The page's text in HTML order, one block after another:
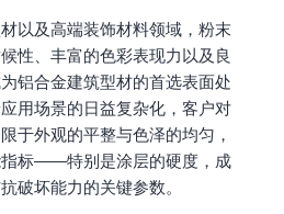
以及高端装饰材料领域，粉末
性、丰富的色彩表现力以及良
铝合金建筑型材的首选表面处
用场景的日益复杂化，客户对
于外观的平整与色泽的均匀，
指标——特别是涂层的硬度，成
破坏能力的关键参数。